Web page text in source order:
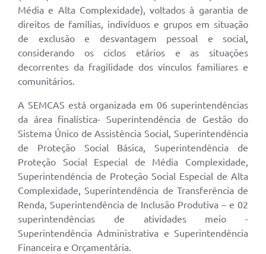
Média e Alta Complexidade), voltados à garantia de
direitos de famílias, indivíduos e grupos em situação
de exclusão e desvantagem pessoal e social,
considerando os ciclos etários e as situações
decorrentes da fragilidade dos vínculos familiares e
comunitários.
A SEMCAS está organizada em 06 superintendências
da área finalística- Superintendência de Gestão do
Sistema Único de Assistência Social, Superintendência
de Proteção Social Básica, Superintendência de
Proteção Social Especial de Média Complexidade,
Superintendência de Proteção Social Especial de Alta
Complexidade, Superintendência de Transferência de
Renda, Superintendência de Inclusão Produtiva – e 02
superintendências de atividades meio -
Superintendência Administrativa e Superintendência
Financeira e Orçamentária.